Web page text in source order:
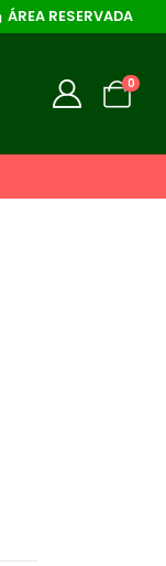
ÁREA RESERVADA
0